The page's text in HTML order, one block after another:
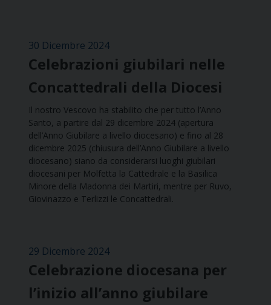
30 Dicembre 2024
Celebrazioni giubilari nelle
Concattedrali della Diocesi
Il nostro Vescovo ha stabilito che per tutto l’Anno
Santo, a partire dal 29 dicembre 2024 (apertura
dell’Anno Giubilare a livello diocesano) e fino al 28
dicembre 2025 (chiusura dell’Anno Giubilare a livello
diocesano) siano da considerarsi luoghi giubilari
diocesani per Molfetta la Cattedrale e la Basilica
Minore della Madonna dei Martiri, mentre per Ruvo,
Giovinazzo e Terlizzi le Concattedrali.
29 Dicembre 2024
Celebrazione diocesana per
l’inizio all’anno giubilare